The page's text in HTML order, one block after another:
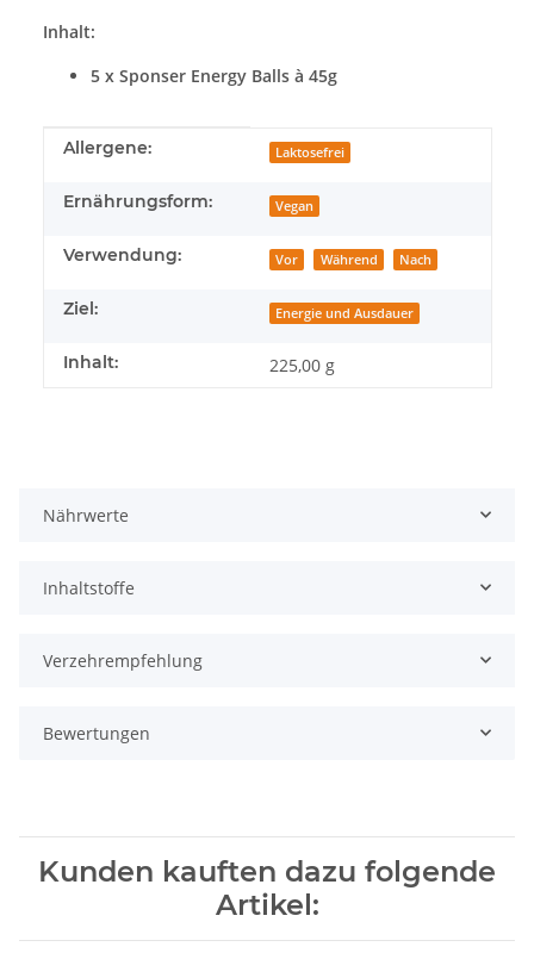
Inhalt:
5 x Sponser Energy Balls à 45g
Produkteigenschaft
Wert
Allergene: Laktosefrei
Ernährungsform: Vegan
Verwendung: Vor Während Nach
Ziel: Energie und Ausdauer
Inhalt: 225,00 g
Nährwerte
Inhaltstoffe
Verzehrempfehlung
Bewertungen
Kunden kauften dazu folgende
Artikel: